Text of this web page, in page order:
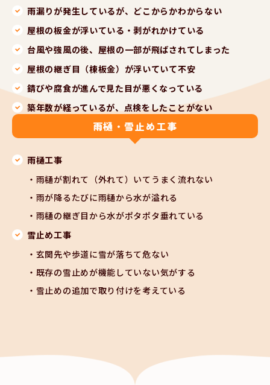
雨漏りが発生しているが、どこからかわからない
屋根の板金が浮いている・剥がれかけている
台風や強風の後、屋根の一部が飛ばされてしまった
屋根の継ぎ目（棟板金）が浮いていて不安
錆びや腐食が進んで見た目が悪くなっている
築年数が経っているが、点検をしたことがない
雨樋・雪止め工事
雨樋工事
雨樋が割れて（外れて）いてうまく流れない
雨が降るたびに雨樋から水が溢れる
雨樋の継ぎ目から水がポタポタ垂れている
雪止め工事
玄関先や歩道に雪が落ちて危ない
既存の雪止めが機能していない気がする
雪止めの追加で取り付けを考えている